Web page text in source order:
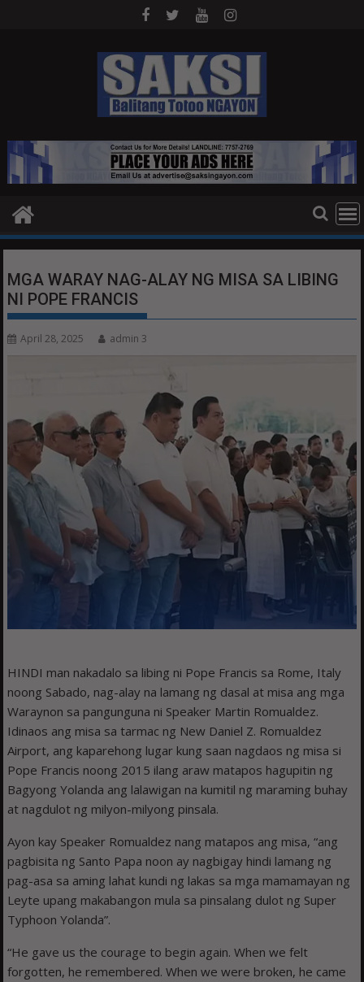
MGA WARAY NAG-ALAY NG MISA SA LIBING
NI POPE FRANCIS
April 28, 2025 admin 3
HINDI man nakadalo sa libing ni Pope Francis sa Rome, Italy
noong Sabado, nag-alay na lamang ng dasal at misa ang mga
Waraynon sa pangunguna ni Speaker Martin Romualdez.
Idinaos ang misa sa tarmac ng New Daniel Z. Romualdez
Airport, ang kaparehong lugar kung saan nagdaos ng misa si
Pope Francis noong 2015 ilang araw matapos hagupitin ng
Bagyong Yolanda ang lalawigan na kumitil ng maraming buhay
at nagdulot ng milyon-milyong pinsala.
Ayon kay Speaker Romualdez nang matapos ang misa, “ang
pagbisita ng Santo Papa noon ay nagbigay hindi lamang ng
pag-asa sa aming lahat kundi ng lakas sa mga mamamayan ng
Leyte upang makabangon mula sa pinsalang dulot ng Super
Typhoon Yolanda”.
“He gave us the courage to begin again. When we felt
forgotten, he remembered. When we were broken, he came